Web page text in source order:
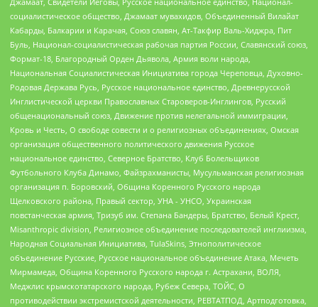
социалистическое общество, Джамаат мувахидов, Объединенный Вилайат
Кабарды, Балкарии и Карачая, Союз славян, Ат-Такфир Валь-Хиджра, Пит
Буль, Национал-социалистическая рабочая партия России, Славянский союз,
Формат-18, Благородный Орден Дьявола, Армия воли народа,
Национальная Социалистическая Инициатива города Череповца, Духовно-
Родовая Держава Русь, Русское национальное единство, Древнерусской
Инглистической церкви Православных Староверов-Инглингов, Русский
общенациональный союз, Движение против нелегальной иммиграции,
Кровь и Честь, О свободе совести и о религиозных объединениях, Омская
организация общественного политического движения Русское
национальное единство, Северное Братство, Клуб Болельщиков
Футбольного Клуба Динамо, Файзрахманисты, Мусульманская религиозная
организация п. Боровский, Община Коренного Русского народа
Щелковского района, Правый сектор, УНА - УНСО, Украинская
повстанческая армия, Тризуб им. Степана Бандеры, Братство, Белый Крест,
Misanthropic division, Религиозное объединение последователей инглиизма,
Народная Социальная Инициатива, TulaSkins, Этнополитическое
объединение Русские, Русское национальное объединение Атака, Мечеть
Мирмамеда, Община Коренного Русского народа г. Астрахани, ВОЛЯ,
Меджлис крымскотатарского народа, Рубеж Севера, ТОЙС, О
противодействии экстремистской деятельности, РЕВТАТПОД, Артподготовка,